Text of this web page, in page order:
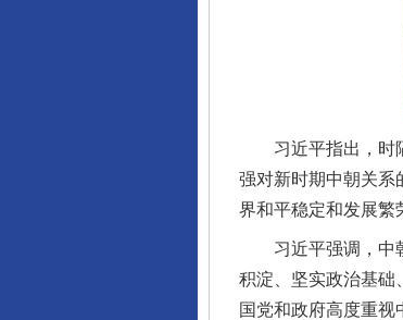
习近平指出，时隔
强对新时期中朝关系
界和平稳定和发展繁
习近平强调，中朝
积淀、坚实政治基础
国党和政府高度重